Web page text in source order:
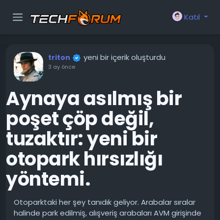
Katıl
triton yeni bir içerik oluşturdu
3 ay önce
Aynaya asılmış bir
poşet çöp değil,
tuzaktır: yeni bir
otopark hırsızlığı
yöntemi.
Otoparktaki her şey tanıdık geliyor. Arabalar sıralar
halinde park edilmiş, alışveriş arabaları AVM girişinde